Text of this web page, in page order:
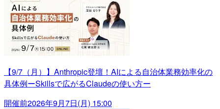
【9/7（月）】Anthropic登壇！AIによる自治体業務効率化の
具体例ーSkillsで広がるClaudeの使い方ー
開催前2026年9月7日(月) 15:00